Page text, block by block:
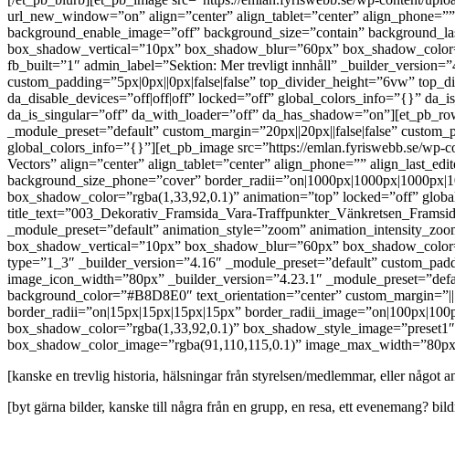
url_new_window=”on” align=”center” align_tablet=”center”
background_enable_image=”off” background_size=”contain”
box_shadow_vertical=”10px” box_shadow_blur=”60px”
fb_built=”1″ admin_label=”Sektion: Mer trevligt innhåll”
custom_padding=”5px|0px||0px|false|false” top_divider_height=”6vw”
da_disable_devices=”off|off|off” locked=”off” global_colors_info=”{}”
da_is_singular=”off” da_with_loader=”off”
_module_preset=”default” custom_margin=”20px||20px||false|false”
global_colors_info=”{}”][et_pb_image src=”https://emlan.fyriswebb.se/
Vectors” align=”center” align_tablet=”center” align_phone=””
background_size_phone=”cover”
box_shadow_color=”rgba(1,33,92,0.1)” animation=”top” locked=”off”
title_text=”003_Dekorativ_Framsida_Vara-
_module_preset=”default” animation_style=”zoom”
box_shadow_vertical=”10px” box_shadow_blur=”60px”
type=”1_3″ _builder_version=”4.16″ _module_preset=”default”
image_icon_width=”80px” _builder_version=”4.23.1″
background_color=”#B8D8E0″ text_orientation=”center”
border_radii=”on|15px|15px|15px|15px”
box_shadow_color=”rgba(1,33,92,0.1)”
box_shadow_color_image=”rgba(91,110,115,0.1)”
[kanske en trevlig historia, hälsningar från styrelsen/medlemmar, eller något
[byt gärna bilder, kanske till några från en grupp, en resa, ett evenemang?